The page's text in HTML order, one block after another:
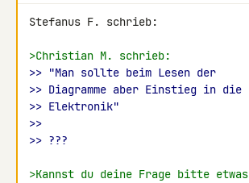
Stefanus F. schrieb:
>Christian M. schrieb:
>> "Man sollte beim Lesen der
>> Diagramme aber Einstieg in die
>> Elektronik"
>>
>> ???
>Kannst du deine Frage bitte etwas